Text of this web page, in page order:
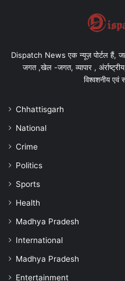
Dispatch News एक न्यूज़ पोर्टल हैं,
जगत ,खेल -जगत, व्यापार ,
विश्वशनीय
Chhattisgarh
National
Crime
Politics
Sports
Health
Madhya Pradesh
International
Madhya Pradesh
Entertainment